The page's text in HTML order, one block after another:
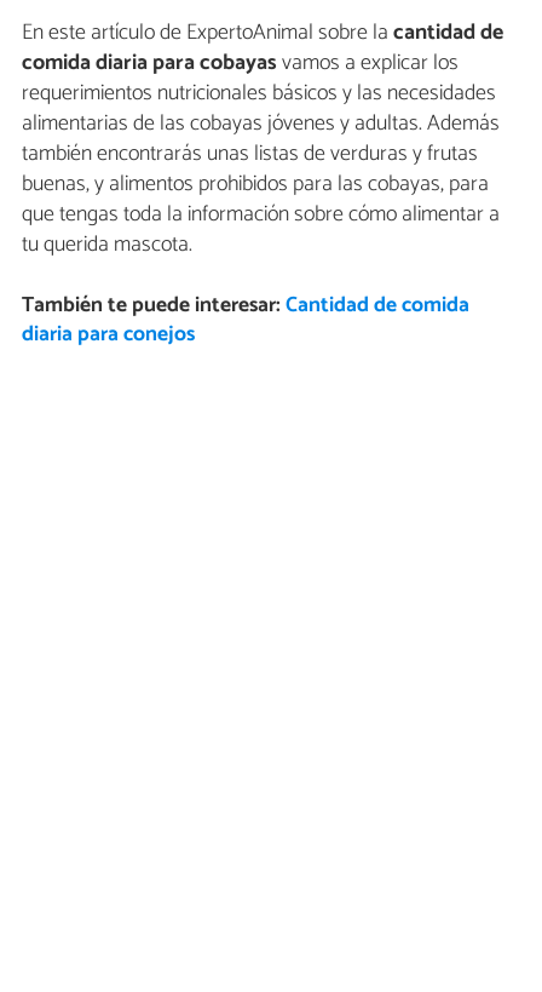
En este artículo de ExpertoAnimal sobre lacantidad de
comida diaria para cobayasvamos a explicar los
requerimientos nutricionales básicos y las necesidades
alimentarias de las cobayas jóvenes y adultas. Además
también encontrarás unas listas de verduras y frutas
buenas, y alimentos prohibidos para las cobayas, para
que tengas toda la información sobre cómo alimentar a
tu querida mascota.
También te puede interesar:Cantidad de comida
diaria para conejos